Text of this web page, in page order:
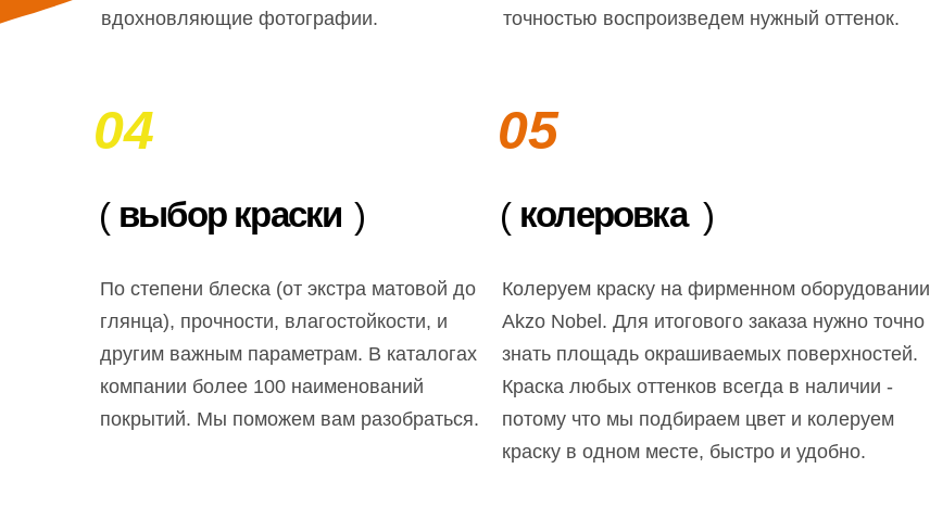
выбор краски
По степени блеска (от экстра матовой до
глянца), прочности, влагостойкости, и
другим важным параметрам. В каталогах
компании более 100 наименований
покрытий. Мы поможем вам разобраться.
04
колеровка
Колеруем краску на фирменном оборудовании
Akzo Nobel. Для итогового заказа нужно точно
знать площадь окрашиваемых поверхностей.
Краска любых оттенков всегда в наличии -
потому что мы подбираем цвет и колеруем
краску в одном месте, быстро и удобно.
05
вдохновляющие фотографии.
точностью воспроизведем нужный оттенок.
( ) ( )